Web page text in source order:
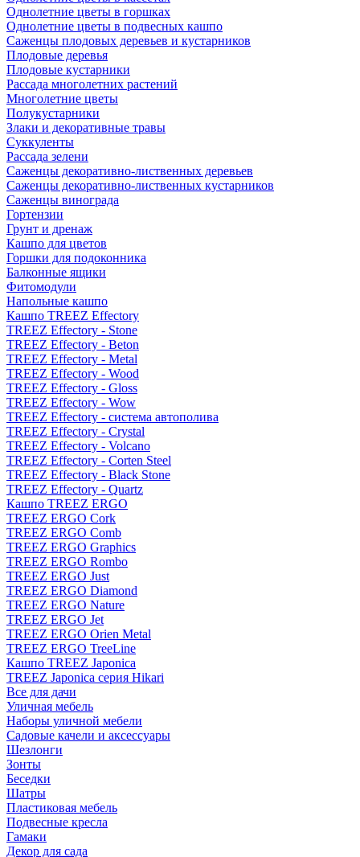
Однолетние цветы в горшках
Однолетние цветы в подвесных кашпо
Саженцы плодовых деревьев и кустарников
Плодовые деревья
Плодовые кустарники
Рассада многолетних растений
Многолетние цветы
Полукустарники
Злаки и декоративные травы
Суккуленты
Рассада зелени
Саженцы декоративно-лиственных деревьев
Саженцы декоративно-лиственных кустарников
Саженцы винограда
Гортензии
Грунт и дренаж
Кашпо для цветов
Горшки для подоконника
Балконные ящики
Фитомодули
Напольные кашпо
Кашпо TREEZ Effectory
TREEZ Effectory - Stone
TREEZ Effectory - Beton
TREEZ Effectory - Metal
TREEZ Effectory - Wood
TREEZ Effectory - Gloss
TREEZ Effectory - Wow
TREEZ Effectory - система автополива
TREEZ Effectory - Crystal
TREEZ Effectory - Volcano
TREEZ Effectory - Corten Steel
TREEZ Effectory - Black Stone
TREEZ Effectory - Quartz
Кашпо TREEZ ERGO
TREEZ ERGO Cork
TREEZ ERGO Comb
TREEZ ERGO Graphics
TREEZ ERGO Rombo
TREEZ ERGO Just
TREEZ ERGO Diamond
TREEZ ERGO Nature
TREEZ ERGO Jet
TREEZ ERGO Orien Metal
TREEZ ERGO TreeLine
Кашпо TREEZ Japonica
TREEZ Japonica серия Hikari
Все для дачи
Уличная мебель
Наборы уличной мебели
Садовые качели и аксессуары
Шезлонги
Зонты
Беседки
Шатры
Пластиковая мебель
Подвесные кресла
Гамаки
Декор для сада